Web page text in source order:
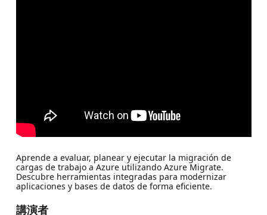
Aprende a evaluar, planear y ejecutar la migración de
cargas de trabajo a Azure utilizando Azure Migrate.
Descubre herramientas integradas para modernizar
aplicaciones y bases de datos de forma eficiente.
講演者